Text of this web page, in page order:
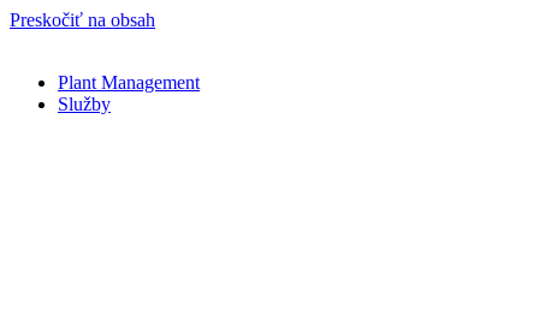
Preskočiť na obsah
Plant Management
Služby